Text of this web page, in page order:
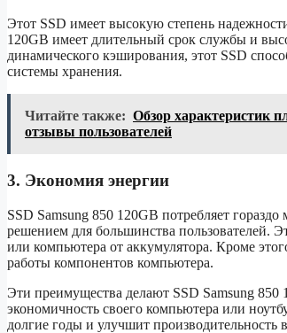
Этот SSD имеет высокую степень
120GB имеет длительный срок службы и
динамического кэширования, этот SSD
системы хранения.
Читайте также: Обзор характеристик
отзывы пользователей
3. Экономия энергии
SSD Samsung 850 120GB потребляет
решением для большинства пользователей.
или компьютера от аккумулятора. Кроме
работы компонентов компьютера.
Эти преимущества делают SSD Samsung
экономичность своего компьютера или
долгие годы и улучшит производительность